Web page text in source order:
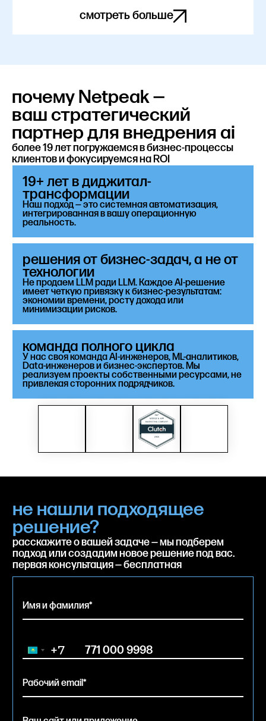
смотреть больше
почему Netpeak —
ваш стратегический
партнер для внедрения ai
более 19 лет погружаемся в бизнес-процессы
клиентов и фокусируемся на ROI
19+ лет в диджитал-
трансформации
Наш подход — это системная автоматизация,
интегрированная в вашу операционную
реальность.
решения от бизнес-задач, а не от
технологии
Не продаем LLM ради LLM. Каждое AI-решение
имеет четкую привязку к бизнес-результатам:
экономии времени, росту дохода или
минимизации рисков.
команда полного цикла
У нас своя команда AI-инженеров, ML-аналитиков,
Data-инженеров и бизнес-экспертов. Мы
реализуем проекты собственными ресурсами, не
привлекая сторонних подрядчиков.
не нашли подходящее
решение?
расскажите о вашей задаче — мы подберем
подход или создадим новое решение под вас.
первая консультация — бесплатная
Kazakhstan
+7
+7